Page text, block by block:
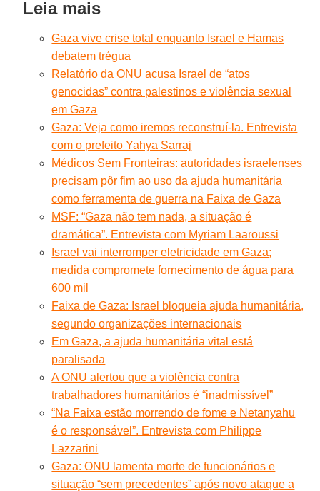
Leia mais
Gaza vive crise total enquanto Israel e Hamas
debatem trégua
Relatório da ONU acusa Israel de “atos
genocidas” contra palestinos e violência sexual
em Gaza
Gaza: Veja como iremos reconstruí-la. Entrevista
com o prefeito Yahya Sarraj
Médicos Sem Fronteiras: autoridades israelenses
precisam pôr fim ao uso da ajuda humanitária
como ferramenta de guerra na Faixa de Gaza
MSF: “Gaza não tem nada, a situação é
dramática”. Entrevista com Myriam Laaroussi
Israel vai interromper eletricidade em Gaza;
medida compromete fornecimento de água para
600 mil
Faixa de Gaza: Israel bloqueia ajuda humanitária,
segundo organizações internacionais
Em Gaza, a ajuda humanitária vital está
paralisada
A ONU alertou que a violência contra
trabalhadores humanitários é “inadmissível”
“Na Faixa estão morrendo de fome e Netanyahu
é o responsável”. Entrevista com Philippe
Lazzarini
Gaza: ONU lamenta morte de funcionários e
situação “sem precedentes” após novo ataque a